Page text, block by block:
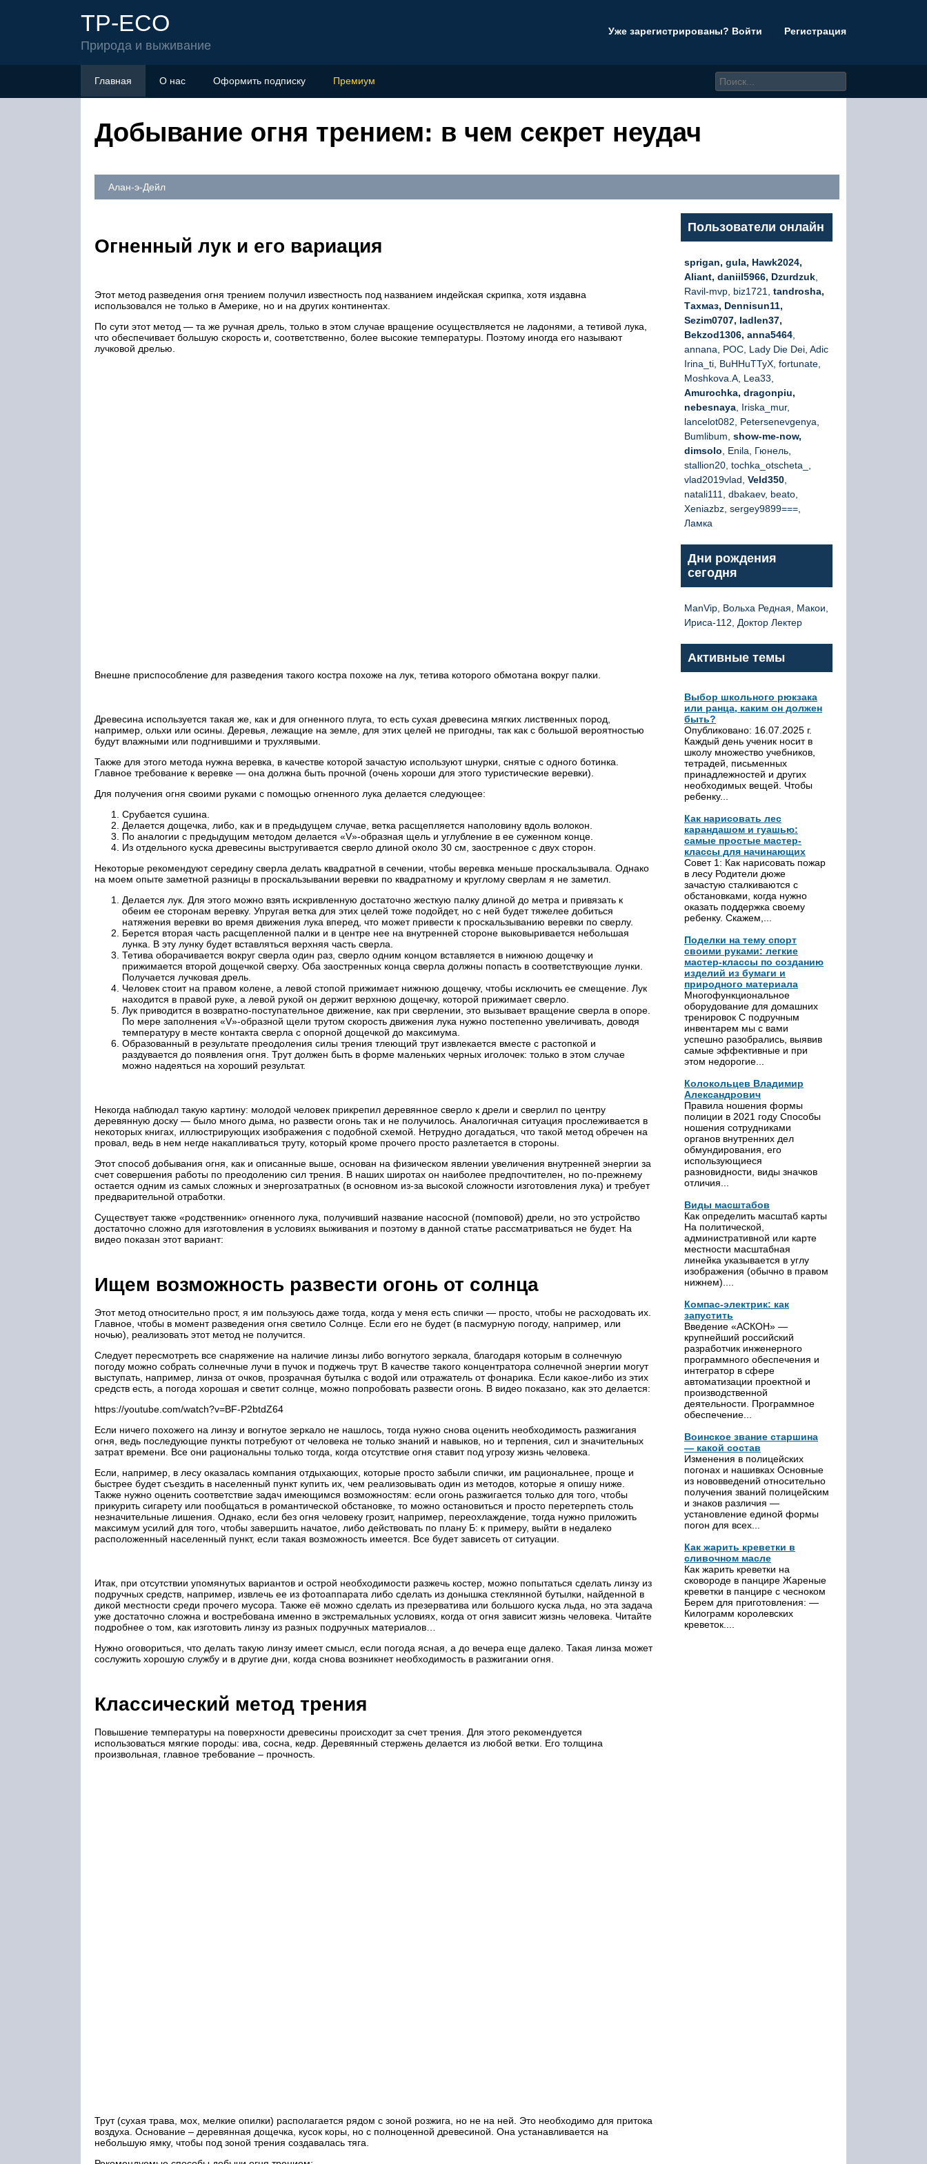
TP-ECO
Природа и выживание
Уже зарегистрированы? Войти Регистрация
Главная О нас Оформить подписку Премиум
Добывание огня трением: в чем секрет неудач
Алан-э-Дейл
Огненный лук и его вариация
Этот метод разведения огня трением получил известность под названием индейская скрипка, хотя издавна
использовался не только в Америке, но и на других континентах.
По сути этот метод — та же ручная дрель, только в этом случае вращение осуществляется не ладонями, а тетивой лука,
что обеспечивает большую скорость и, соответственно, более высокие температуры. Поэтому иногда его называют
лучковой дрелью.
Внешне приспособление для разведения такого костра похоже на лук, тетива которого обмотана вокруг палки.
Древесина используется такая же, как и для огненного плуга, то есть сухая древесина мягких лиственных пород,
например, ольхи или осины. Деревья, лежащие на земле, для этих целей не пригодны, так как с большой вероятностью
будут влажными или подгнившими и трухлявыми.
Также для этого метода нужна веревка, в качестве которой зачастую используют шнурки, снятые с одного ботинка.
Главное требование к веревке — она должна быть прочной (очень хороши для этого туристические веревки).
Для получения огня своими руками с помощью огненного лука делается следующее:
Срубается сушина.
Делается дощечка, либо, как и в предыдущем случае, ветка расщепляется наполовину вдоль волокон.
По аналогии с предыдущим методом делается «V»-образная щель и углубление в ее суженном конце.
Из отдельного куска древесины выстругивается сверло длиной около 30 см, заостренное с двух сторон.
Некоторые рекомендуют середину сверла делать квадратной в сечении, чтобы веревка меньше проскальзывала. Однако
на моем опыте заметной разницы в проскальзывании веревки по квадратному и круглому сверлам я не заметил.
Делается лук. Для этого можно взять искривленную достаточно жесткую палку длиной до метра и привязать к
обеим ее сторонам веревку. Упругая ветка для этих целей тоже подойдет, но с ней будет тяжелее добиться
натяжения веревки во время движения лука вперед, что может привести к проскальзыванию веревки по сверлу.
Берется вторая часть расщепленной палки и в центре нее на внутренней стороне выковыривается небольшая
лунка. В эту лунку будет вставляться верхняя часть сверла.
Тетива оборачивается вокруг сверла один раз, сверло одним концом вставляется в нижнюю дощечку и
прижимается второй дощечкой сверху. Оба заостренных конца сверла должны попасть в соответствующие лунки.
Получается лучковая дрель.
Человек стоит на правом колене, а левой стопой прижимает нижнюю дощечку, чтобы исключить ее смещение. Лук
находится в правой руке, а левой рукой он держит верхнюю дощечку, которой прижимает сверло.
Лук приводится в возвратно-поступательное движение, как при сверлении, это вызывает вращение сверла в опоре.
По мере заполнения «V»-образной щели трутом скорость движения лука нужно постепенно увеличивать, доводя
температуру в месте контакта сверла с опорной дощечкой до максимума.
Образованный в результате преодоления силы трения тлеющий трут извлекается вместе с растопкой и
раздувается до появления огня. Трут должен быть в форме маленьких черных иголочек: только в этом случае
можно надеяться на хороший результат.
Некогда наблюдал такую картину: молодой человек прикрепил деревянное сверло к дрели и сверлил по центру
деревянную доску — было много дыма, но развести огонь так и не получилось. Аналогичная ситуация прослеживается в
некоторых книгах, иллюстрирующих изображения с подобной схемой. Нетрудно догадаться, что такой метод обречен на
провал, ведь в нем негде накапливаться труту, который кроме прочего просто разлетается в стороны.
Этот способ добывания огня, как и описанные выше, основан на физическом явлении увеличения внутренней энергии за
счет совершения работы по преодолению сил трения. В наших широтах он наиболее предпочтителен, но по-прежнему
остается одним из самых сложных и энергозатратных (в основном из-за высокой сложности изготовления лука) и требует
предварительной отработки.
Существует также «родственник» огненного лука, получивший название насосной (помповой) дрели, но это устройство
достаточно сложно для изготовления в условиях выживания и поэтому в данной статье рассматриваться не будет. На
видео показан этот вариант:
Ищем возможность развести огонь от солнца
Этот метод относительно прост, я им пользуюсь даже тогда, когда у меня есть спички — просто, чтобы не расходовать их.
Главное, чтобы в момент разведения огня светило Солнце. Если его не будет (в пасмурную погоду, например, или
ночью), реализовать этот метод не получится.
Следует пересмотреть все снаряжение на наличие линзы либо вогнутого зеркала, благодаря которым в солнечную
погоду можно собрать солнечные лучи в пучок и поджечь трут. В качестве такого концентратора солнечной энергии могут
выступать, например, линза от очков, прозрачная бутылка с водой или отражатель от фонарика. Если какое-либо из этих
средств есть, а погода хорошая и светит солнце, можно попробовать развести огонь. В видео показано, как это делается:
https://youtube.com/watch?v=BF-P2btdZ64
Если ничего похожего на линзу и вогнутое зеркало не нашлось, тогда нужно снова оценить необходимость разжигания
огня, ведь последующие пункты потребуют от человека не только знаний и навыков, но и терпения, сил и значительных
затрат времени. Все они рациональны только тогда, когда отсутствие огня ставит под угрозу жизнь человека.
Если, например, в лесу оказалась компания отдыхающих, которые просто забыли спички, им рациональнее, проще и
быстрее будет съездить в населенный пункт купить их, чем реализовывать один из методов, которые я опишу ниже.
Также нужно оценить соответствие задач имеющимся возможностям: если огонь разжигается только для того, чтобы
прикурить сигарету или пообщаться в романтической обстановке, то можно остановиться и просто перетерпеть столь
незначительные лишения. Однако, если без огня человеку грозит, например, переохлаждение, тогда нужно приложить
максимум усилий для того, чтобы завершить начатое, либо действовать по плану Б: к примеру, выйти в недалеко
расположенный населенный пункт, если такая возможность имеется. Все будет зависеть от ситуации.
Итак, при отсутствии упомянутых вариантов и острой необходимости разжечь костер, можно попытаться сделать линзу из
подручных средств, например, извлечь ее из фотоаппарата либо сделать из донышка стеклянной бутылки, найденной в
дикой местности среди прочего мусора. Также её можно сделать из презерватива или большого куска льда, но эта задача
уже достаточно сложна и востребована именно в экстремальных условиях, когда от огня зависит жизнь человека. Читайте
подробнее о том, как изготовить линзу из разных подручных материалов…
Нужно оговориться, что делать такую линзу имеет смысл, если погода ясная, а до вечера еще далеко. Такая линза может
сослужить хорошую службу и в другие дни, когда снова возникнет необходимость в разжигании огня.
Классический метод трения
Повышение температуры на поверхности древесины происходит за счет трения. Для этого рекомендуется
использоваться мягкие породы: ива, сосна, кедр. Деревянный стержень делается из любой ветки. Его толщина
произвольная, главное требование – прочность.
Трут (сухая трава, мох, мелкие опилки) располагается рядом с зоной розжига, но не на ней. Это необходимо для притока
воздуха. Основание – деревянная дощечка, кусок коры, но с полноценной древесиной. Она устанавливается на
небольшую ямку, чтобы под зоной трения создавалась тяга.
Пользователи онлайн
sprigan, gula, Hawk2024,
Aliant, daniil5966, Dzurdzuk
Ravil-mvp, biz1721, tandrosha,
Тахмаз, Dennisun11,
Sezim0707, ladlen37,
Bekzod1306, anna5464
annana, РОС, Lady Die Dei, Adic
Irina_ti, BuHHuTTyX, fortunate,
Moshkova.A, Lea33,
Amurochka, dragonpiu,
nebesnaya , Iriska_mur,
lancelot082, Petersenevgenya,
Bumlibum, show-me-now,
dimsolo , Enila, Гюнель,
stallion20, tochka_otscheta_,
vlad2019vlad, Veld350
natali111, dbakaev, beato,
Xeniazbz, sergey9899===,
Ламка
Дни рождения
сегодня
ManVip, Вольха Редная, Макои,
Ириса-112, Доктор Лектер
Активные темы
Выбор школьного рюкзака
или ранца, каким он должен
быть?
Опубликовано: 16.07.2025 г.
Каждый день ученик носит в
школу множество учебников,
тетрадей, письменных
принадлежностей и других
необходимых вещей. Чтобы
ребенку...
Как нарисовать лес
карандашом и гуашью:
самые простые мастер-
классы для начинающих
Совет 1: Как нарисовать пожар
в лесу Родители дюже
зачастую сталкиваются с
обстановками, когда нужно
оказать поддержка своему
ребенку. Скажем,...
Поделки на тему спорт
своими руками: легкие
мастер-классы по созданию
изделий из бумаги и
природного материала
Многофункциональное
оборудование для домашних
тренировок С подручным
инвентарем мы с вами
успешно разобрались, выявив
самые эффективные и при
этом недорогие...
Колокольцев Владимир
Александрович
Правила ношения формы
полиции в 2021 году Способы
ношения сотрудниками
органов внутренних дел
обмундирования, его
использующиеся
разновидности, виды значков
отличия...
Виды масштабов
Как определить масштаб карты
На политической,
административной или карте
местности масштабная
линейка указывается в углу
изображения (обычно в правом
нижнем)....
Компас-электрик: как
запустить
Введение «АСКОН» —
крупнейший российский
разработчик инженерного
программного обеспечения и
интегратор в сфере
автоматизации проектной и
производственной
деятельности. Программное
обеспечение...
Воинское звание старшина
— какой состав
Изменения в полицейских
погонах и нашивках Основные
из нововведений относительно
получения званий полицейским
и знаков различия —
установление единой формы
погон для всех...
Как жарить креветки в
сливочном масле
Как жарить креветки на
сковороде в панцире Жареные
креветки в панцире с чесноком
Берем для приготовления: —
Килограмм королевских
креветок....